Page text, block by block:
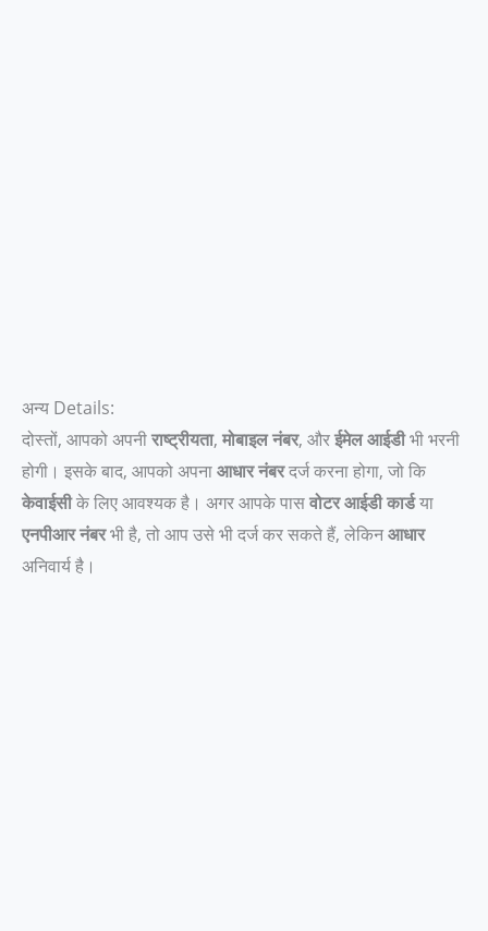
अन्य Details:
दोस्तों, आपको अपनीराष्ट्रीयता, मोबाइल नंबर, औरईमेल आईडीभी भरनी
होगी। इसके बाद, आपको अपनाआधार नंबरदर्ज करना होगा, जो कि
केवाईसीके लिए आवश्यक है। अगर आपके पासवोटर आईडी कार्डया
एनपीआर नंबरभी है, तो आप उसे भी दर्ज कर सकते हैं, लेकिनआधार
अनिवार्य है।